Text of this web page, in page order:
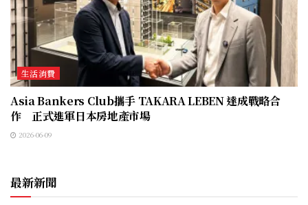
生活消費
Asia Bankers Club攜手 TAKARA LEBEN 達成戰略合
作 正式進軍日本房地產市場
2026-06-09
最新新聞